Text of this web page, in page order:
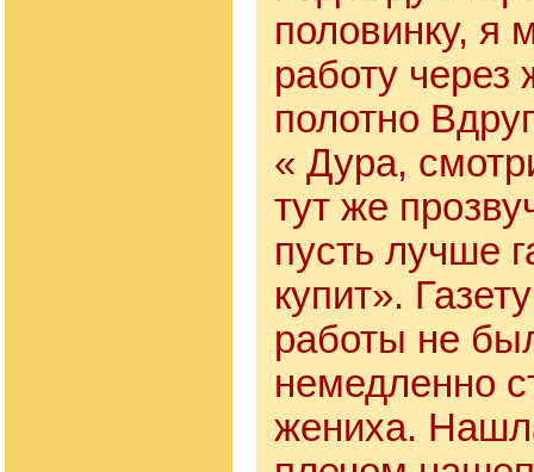
половинку, я
работу через
полотно
« Дура,
тут же
пусть лучше
купит».
работы не
немедленно
жениха.